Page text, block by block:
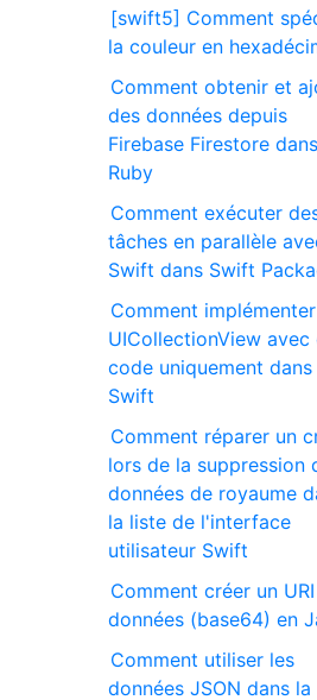
[swift5] Comment
la couleur en
Comment obtenir et
des données depuis
Firebase Firestore dans
Ruby
Comment exécuter
tâches en parallèle
Swift dans Swift
Comment implémenter
UICollectionView avec
code uniquement dans
Swift
Comment réparer un
lors de la suppression
données de royaume
la liste de l'interface
utilisateur Swift
Comment créer un
données (base64) en
Comment utiliser les
données JSON dans la